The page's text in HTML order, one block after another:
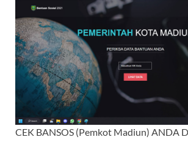
CEK BANSOS (Pemkot Madiun) ANDA